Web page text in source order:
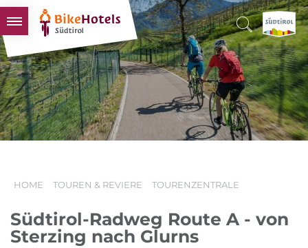
BIKEHOTELS
HOTELS & PAKETE
TOUREN & REVIERE
SÜDTIROL & WIR
HOME TOUREN & REVIERE TOURENZENTRALE
Südtirol-Radweg Route A - von
Sterzing nach Glurns